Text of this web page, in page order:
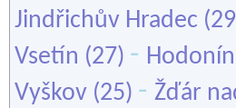
Jindřichův Hradec
Vsetín (27) - Hodonín
Vyškov (25) - Žďár